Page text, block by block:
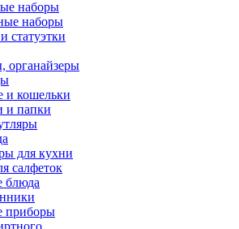
наборы
наборы
статуэтки
органайзеры
и кошельки
и папки
для кухни
салфеток
блюда
приборы